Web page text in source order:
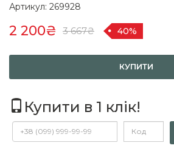
Артикул: 269928
2 200₴ 3 667₴ 40%
КУПИТИ
Купити в 1 клік!